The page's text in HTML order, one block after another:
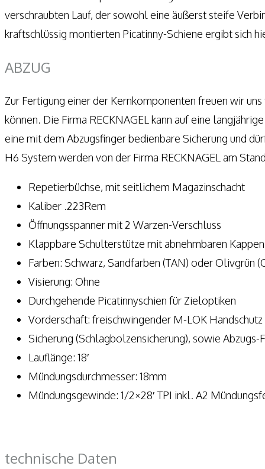
verschraubten Lauf, der sowohl eine äußerst steife
kraftschlüssig montierten Picatinny-Schiene ergibt sich
ABZUG
Zur Fertigung einer der Kernkomponenten freuen wir
können. Die Firma RECKNAGEL kann auf eine
eine mit dem Abzugsfinger bedienbare Sicherung und
H6 System werden von der Firma RECKNAGEL am
Repetierbüchse, mit seitlichem Magazinschacht
Kaliber .223Rem
Öffnungsspanner mit 2 Warzen-Verschluss
Klappbare Schulterstütze mit abnehmbaren
Farben: Schwarz, Sandfarben (TAN) oder Olivgrün
Visierung: Ohne
Durchgehende Picatinnyschien für Zieloptiken
Vorderschaft: freischwingender M-LOK
Sicherung (Schlagbolzensicherung), sowie Abzugs-
Lauflänge: 18′
Mündungsdurchmesser: 18mm
Mündungsgewinde: 1/2×28′ TPI inkl. A2
technische Daten